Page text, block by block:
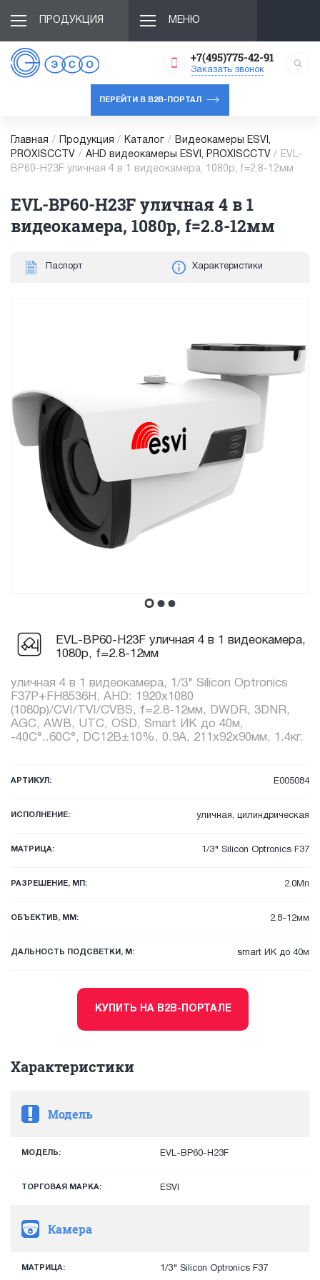
ПРОДУКЦИЯ МЕНЮ
+7(495)775-42-91
Заказать звонок
ПЕРЕЙТИ В B2B-ПОРТАЛ
Главная / Продукция / Каталог /
Видеокамеры ESVI,
PROXISCCTV / AHD видеокамеры ESVI, PROXISCCTV /
EVL-
BP60-H23F уличная 4 в 1 видеокамера, 1080p, f=2.8-12мм
EVL-BP60-H23F уличная 4 в 1
видеокамера, 1080p, f=2.8-12мм
Паспорт Характеристики
EVL-BP60-H23F уличная 4 в 1 видеокамера,
1080p, f=2.8-12мм
уличная 4 в 1 видеокамера, 1/3" Silicon Optronics
F37P+FH8536H, AHD: 1920x1080
(1080p)/CVI/TVI/CVBS, f=2.8-12мм, DWDR, 3DNR,
AGC, AWB, UTC, OSD, Smart ИК до 40м,
-40C°..60C°, DC12В±10%, 0.9А, 211x92x90мм, 1.4кг.
АРТИКУЛ: E005084
ИСПОЛНЕНИЕ: уличная, цилиндрическая
МАТРИЦА: 1/3" Silicon Optronics F37
РАЗРЕШЕНИЕ, МП: 2.0Мп
ОБЪЕКТИВ, ММ: 2.8-12мм
ДАЛЬНОСТЬ ПОДСВЕТКИ, М: smart ИК до 40м
КУПИТЬ НА B2B-ПОРТАЛЕ
Характеристики
Модель
МОДЕЛЬ: EVL-BP60-H23F
ТОРГОВАЯ МАРКА: ESVI
Камера
МАТРИЦА: 1/3" Silicon Optronics F37